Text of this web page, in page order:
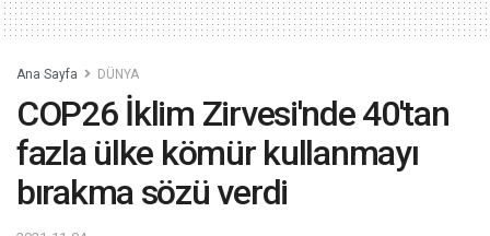
Ana Sayfa DÜNYA
COP26 İklim Zirvesi'nde 40'tan
fazla ülke kömür kullanmayı
bırakma sözü verdi